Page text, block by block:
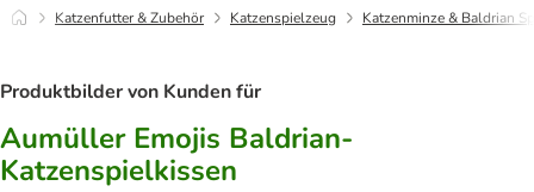
Katzenfutter & Zubehör Katzenspielzeug Katzenminze & Baldrian
Produktbilder von Kunden für
Aumüller Emojis Baldrian-
Katzenspielkissen